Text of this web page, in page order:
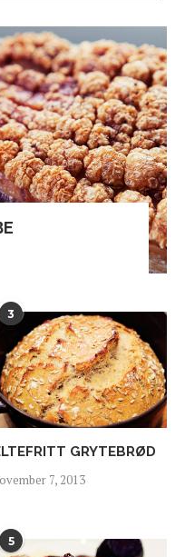
3
GRYTEBRØD
7, 2013
5